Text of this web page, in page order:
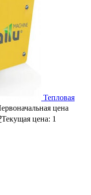
Тепловая
цена
Текущая цена: 1